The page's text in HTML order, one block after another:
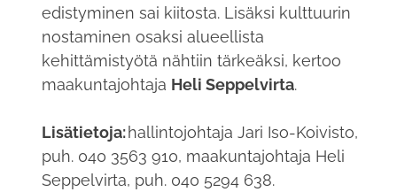
edistyminen sai kiitosta. Lisäksi kulttuurin
nostaminen osaksi alueellista
kehittämistyötä nähtiin tärkeäksi, kertoo
maakuntajohtaja Heli Seppelvirta.
Lisätietoja:hallintojohtaja Jari Iso-Koivisto,
puh. 040 3563 910, maakuntajohtaja Heli
Seppelvirta, puh. 040 5294 638.